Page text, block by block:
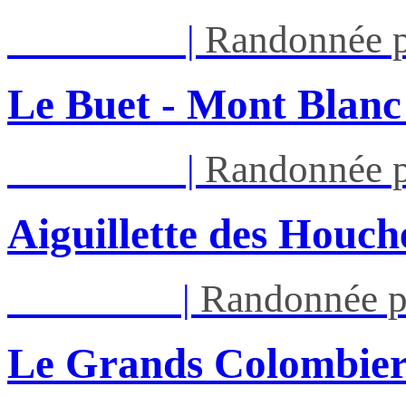
| Randonnée
Le Buet - Mont Blanc
| Randonnée
Aiguillette des
| Randonnée
Le Grands